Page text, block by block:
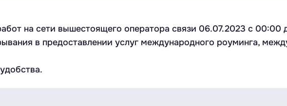
на сети вышестоящего оператора связи 06.07.2023 с 00:00
в предоставлении услуг международного роуминга,